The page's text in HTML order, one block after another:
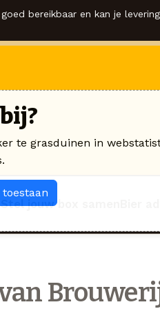
bereikbaar en kan je
Stel jouw box samen
te grasduinen in
toestaan